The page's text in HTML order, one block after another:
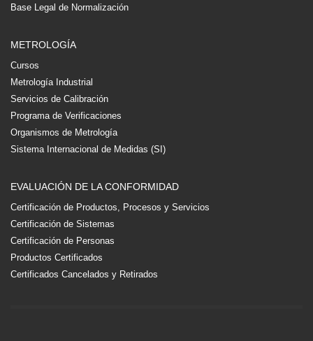
Base Legal de Normalización
METROLOGÍA
Cursos
Metrología Industrial
Servicios de Calibración
Programa de Verificaciones
Organismos de Metrología
Sistema Internacional de Medidas (SI)
EVALUACIÓN DE LA CONFORMIDAD
Certificación de Productos, Procesos y Servicios
Certificación de Sistemas
Certificación de Personas
Productos Certificados
Certificados Cancelados y Retirados